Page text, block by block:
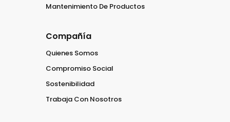
Mantenimiento De Productos
Compañía
Quienes Somos
Compromiso Social
Sostenibilidad
Trabaja Con Nosotros